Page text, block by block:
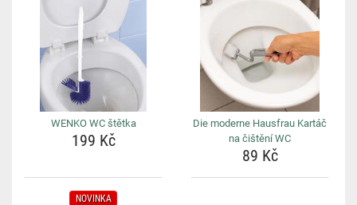
WENKO WC štětka
199 Kč
Die moderne Hausfrau Kartáč
na čištění WC
89 Kč
NOVINKA